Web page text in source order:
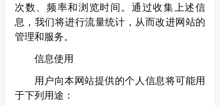
次数、频率和浏览时间。通过收集上述信
息，我们将进行流量统计，从而改进网站的
管理和服务。
信息使用
用户向本网站提供的个人信息将可能用
于下列用途：